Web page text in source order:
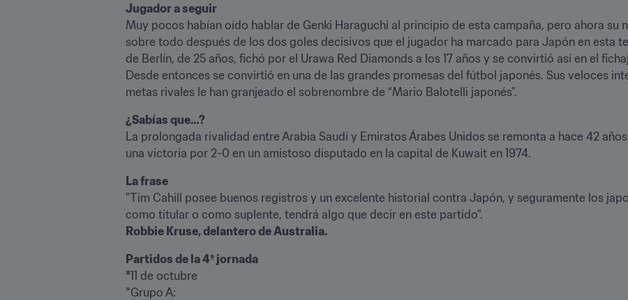
Jugador a seguir
Muy pocos habían oído hablar de Genki Haraguchi al principio de esta campaña, pero ahora su
sobre todo después de los dos goles decisivos que el jugador ha marcado para Japón en esta
de Berlín, de 25 años, fichó por el Urawa Red Diamonds a los 17 años y se convirtió así en el
Desde entonces se convirtió en una de las grandes promesas del fútbol japonés. Sus veloces
metas rivales le han granjeado el sobrenombre de “Mario Balotelli japonés”.
La prolongada rivalidad entre Arabia Saudí y Emiratos Árabes Unidos se remonta a hace 42
una victoria por 2-0 en un amistoso disputado en la capital de Kuwait en 1974.
La frase
"Tim Cahill posee buenos registros y un excelente historial contra Japón, y seguramente los
Robbie Kruse, delantero de Australia.
Partidos de la 4ª jornada
*11 de octubre
*Grupo A: